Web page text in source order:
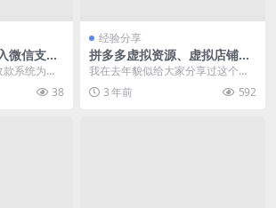
微信支付
问题排查
系统为
支付api的
38
经验分享
拼多多虚拟资源、虚拟店铺教
程
我在去年貌似给大家分享过这个项
目，今天再分享一次，拼多多虚拟
资源玩法，拼多多虚拟...
3 年前 592